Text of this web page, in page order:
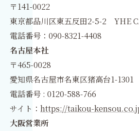
〒141-0022
東京都品川区東五反田2-5-2 YHE
電話番号：090-8321-4408
名古屋本社
〒465-0028
愛知県名古屋市名東区猪高台1-
電話番号 : 0120-588-766
サイト： https://taikou-
大阪営業所